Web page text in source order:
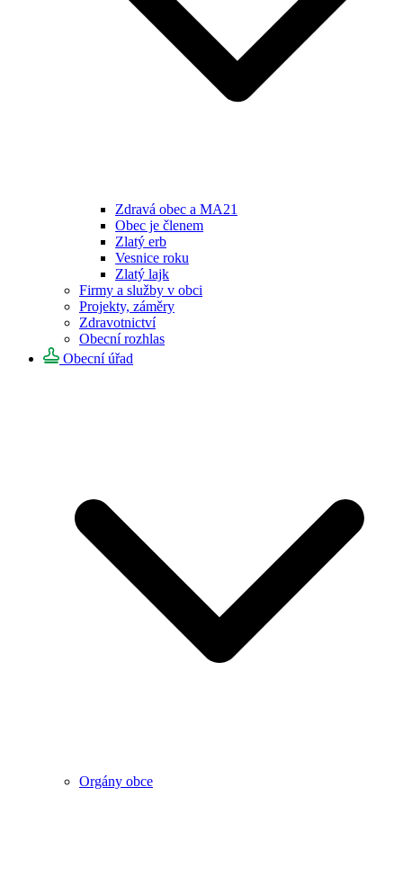
Zdravá obec a MA21
Obec je členem
Zlatý erb
Vesnice roku
Zlatý lajk
Firmy a služby v obci
Projekty, záměry
Zdravotnictví
Obecní rozhlas
Obecní úřad
Orgány obce